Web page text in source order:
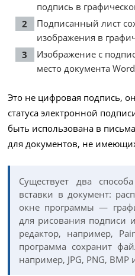
подпись в
Подписанный лист
изображения в
Изображение с
место документа
Это не цифровая подпись,
статуса электронной
быть использована в
для документов, не
Существует два
вставки в документ:
окне программы —
для рисования подписи
редактор, например,
программа сохранит
например, JPG, PNG, BMP